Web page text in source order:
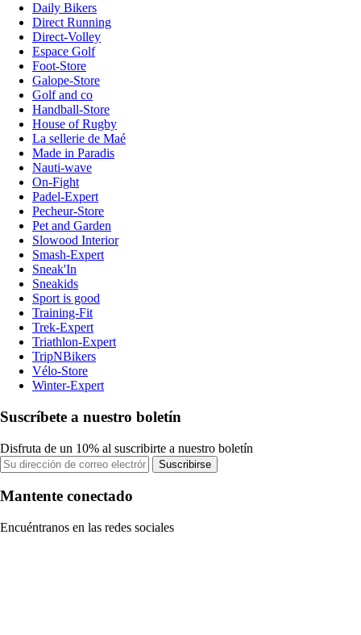
Daily Bikers
Direct Running
Direct-Volley
Espace Golf
Foot-Store
Galope-Store
Golf and co
Handball-Store
House of Rugby
La sellerie de Maé
Made in Paradis
Nauti-wave
On-Fight
Padel-Expert
Pecheur-Store
Pet and Garden
Slowood Interior
Smash-Expert
Sneak'In
Sneakids
Sport is good
Training-Fit
Trek-Expert
Triathlon-Expert
TripNBikers
Vélo-Store
Winter-Expert
Suscríbete a nuestro boletín
Disfruta de un 10% al suscribirte a nuestro boletín
Suscribirse
Mantente conectado
Encuéntranos en las redes sociales